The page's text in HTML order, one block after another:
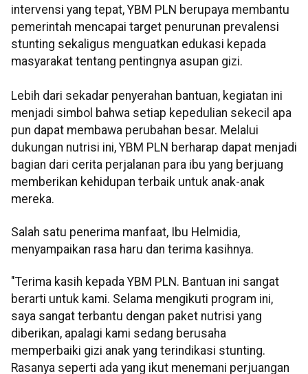
intervensi yang tepat, YBM PLN berupaya membantu
pemerintah mencapai target penurunan prevalensi
stunting sekaligus menguatkan edukasi kepada
masyarakat tentang pentingnya asupan gizi.
Lebih dari sekadar penyerahan bantuan, kegiatan ini
menjadi simbol bahwa setiap kepedulian sekecil apa
pun dapat membawa perubahan besar. Melalui
dukungan nutrisi ini, YBM PLN berharap dapat menjadi
bagian dari cerita perjalanan para ibu yang berjuang
memberikan kehidupan terbaik untuk anak-anak
mereka.
Salah satu penerima manfaat, Ibu Helmidia,
menyampaikan rasa haru dan terima kasihnya.
"Terima kasih kepada YBM PLN. Bantuan ini sangat
berarti untuk kami. Selama mengikuti program ini,
saya sangat terbantu dengan paket nutrisi yang
diberikan, apalagi kami sedang berusaha
memperbaiki gizi anak yang terindikasi stunting.
Rasanya seperti ada yang ikut menemani perjuangan